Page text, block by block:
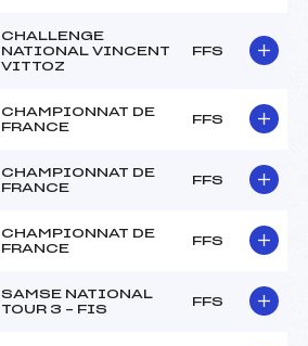
CHALLENGE
NATIONAL VINCENT
VITTOZ
FFS
CHAMPIONNAT DE
FRANCE
FFS
CHAMPIONNAT DE
FRANCE
FFS
CHAMPIONNAT DE
FRANCE
FFS
SAMSE NATIONAL
TOUR 3 – FIS
FFS